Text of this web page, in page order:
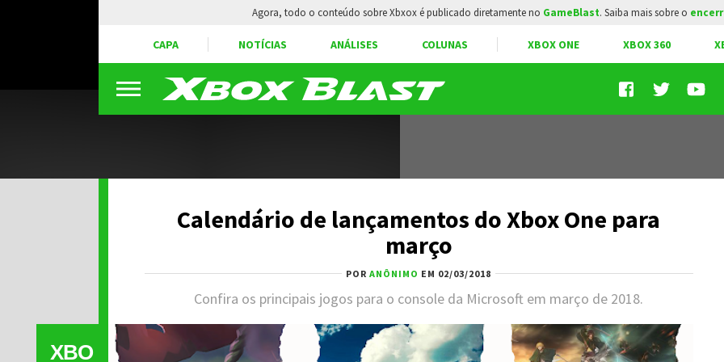
Agora, todo o conteúdo sobre Xbxox é publicado diretamente no GameBlast. Saiba mais sobre o
CAPA NOTÍCIAS ANÁLISES COLUNAS XBOX ONE XBOX 360
Calendário de lançamentos do Xbox One para
março
POR ANÔNIMO EM 02/03/2018
Confira os principais jogos para o console da Microsoft em março de 2018.
XBO